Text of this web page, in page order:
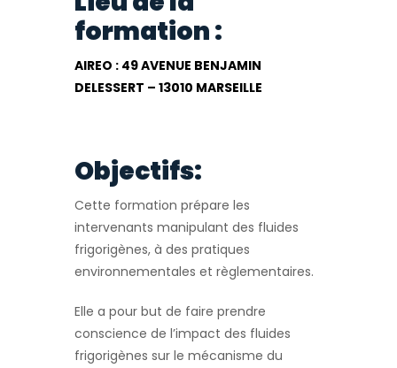
formation :
AIREO : 49 AVENUE BENJAMIN
DELESSERT – 13010 MARSEILLE
Objectifs:
Cette formation prépare les
intervenants manipulant des fluides
frigorigènes, à des pratiques
environnementales et règlementaires.
Elle a pour but de faire prendre
conscience de l’impact des fluides
frigorigènes sur le mécanisme du